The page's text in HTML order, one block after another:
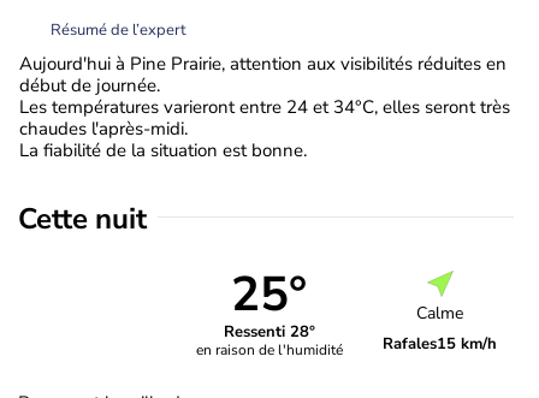
Résumé de l’expert
Aujourd'hui à Pine Prairie, attention aux visibilités réduites en
début de journée.
Les températures varieront entre 24 et 34°C, elles seront très
chaudes l'après-midi.
La fiabilité de la situation est bonne.
Cette nuit
25°
Ressenti 28°
en raison de l'humidité
Calme
Rafales15 km/h